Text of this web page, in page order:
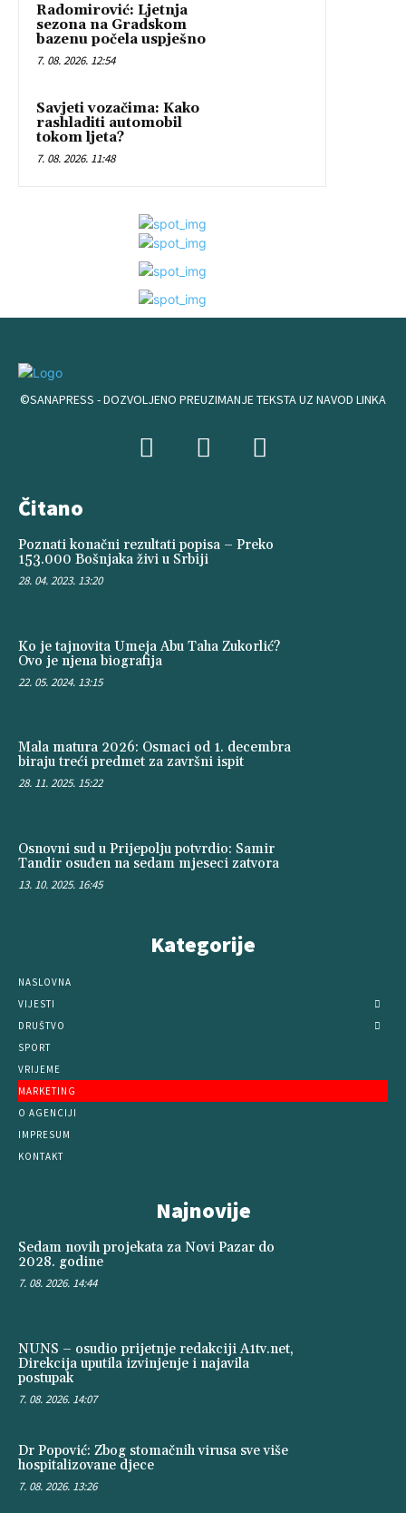
Radomirović: Ljetnja
sezona na Gradskom
bazenu počela uspješno
7. 08. 2026. 12:54
Savjeti vozačima: Kako
rashladiti automobil
tokom ljeta?
7. 08. 2026. 11:48
©SANAPRESS - DOZVOLJENO PREUZIMANJE TEKSTA UZ NAVOD LINKA
Čitano
Poznati konačni rezultati popisa – Preko
153.000 Bošnjaka živi u Srbiji
28. 04. 2023. 13:20
Ko je tajnovita Umeja Abu Taha Zukorlić?
Ovo je njena biografija
22. 05. 2024. 13:15
Mala matura 2026: Osmaci od 1. decembra
biraju treći predmet za završni ispit
28. 11. 2025. 15:22
Osnovni sud u Prijepolju potvrdio: Samir
Tandir osuđen na sedam mjeseci zatvora
13. 10. 2025. 16:45
Kategorije
NASLOVNA
VIJESTI
DRUŠTVO
SPORT
VRIJEME
MARKETING
O AGENCIJI
IMPRESUM
KONTAKT
Najnovije
Sedam novih projekata za Novi Pazar do
2028. godine
7. 08. 2026. 14:44
NUNS – osudio prijetnje redakciji A1tv.net,
Direkcija uputila izvinjenje i najavila
postupak
7. 08. 2026. 14:07
Dr Popović: Zbog stomačnih virusa sve više
hospitalizovane djece
7. 08. 2026. 13:26